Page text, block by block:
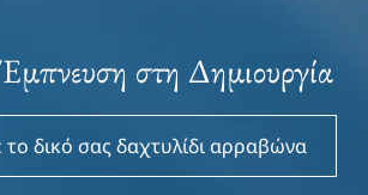
στη Δημιουργία
το δικό σας δαχτυλίδι αρραβώνα